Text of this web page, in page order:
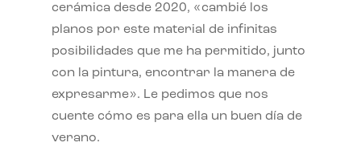
cerámica desde 2020, «cambié los
planos por este material de infinitas
posibilidades que me ha permitido, junto
con la pintura, encontrar la manera de
expresarme». Le pedimos que nos
cuente cómo es para ella un buen día de
verano.